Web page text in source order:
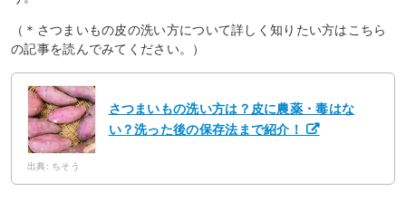
（＊さつまいもの皮の洗い方について詳しく知りたい方はこちら
の記事を読んでみてください。）
さつまいもの洗い方は？皮に農薬・毒はな
い？洗った後の保存法まで紹介！
出典: ちそう